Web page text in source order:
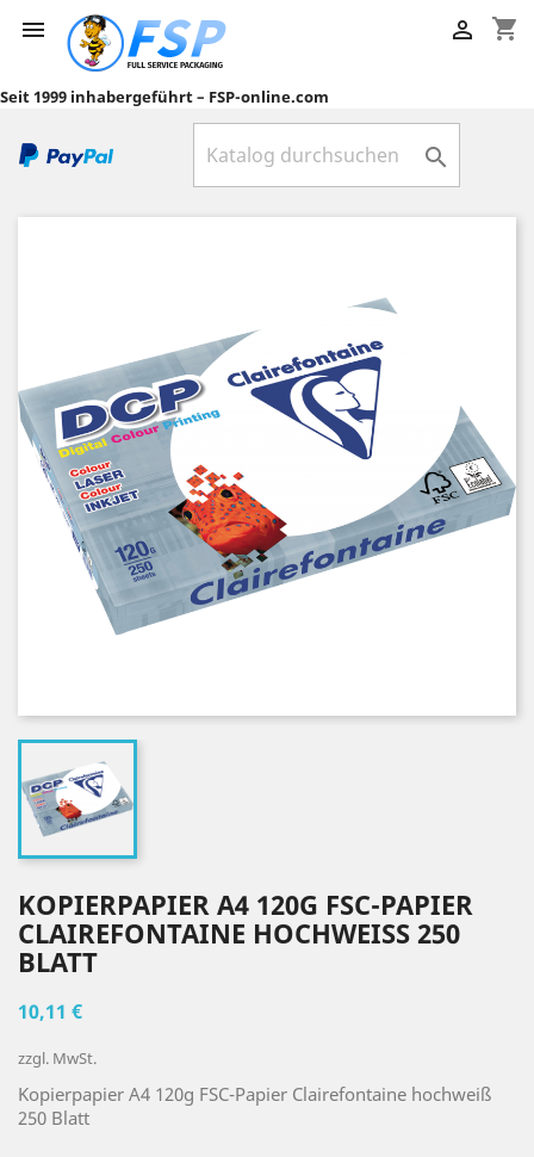
 shopping_cart

Seit 1999 inhabergeführt – FSP-online.com

KOPIERPAPIER A4 120G FSC-PAPIER
CLAIREFONTAINE HOCHWEISS 250 B
LATT
10,11 €
zzgl. MwSt.
Kopierpapier A4 120g FSC-Papier Clairefontaine hochweiß
250 Blatt